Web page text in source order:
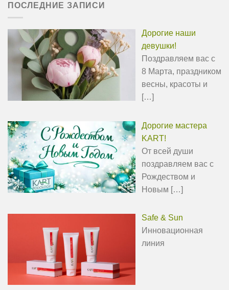
ПОСЛЕДНИЕ ЗАПИСИ
Дорогие наши
девушки!
Поздравляем вас с
8 Марта, праздником
весны, красоты и
[…]
Дорогие мастера
KART!
От всей души
поздравляем вас с
Рождеством и
Новым […]
Safe & Sun
Инновационная
линия